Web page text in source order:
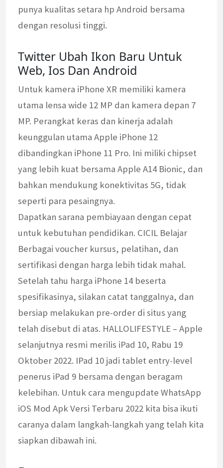
punya kualitas setara hp Android bersama
dengan resolusi tinggi.
Twitter Ubah Ikon Baru Untuk
Web, Ios Dan Android
Untuk kamera iPhone XR memiliki kamera
utama lensa wide 12 MP dan kamera depan 7
MP. Perangkat keras dan kinerja adalah
keunggulan utama Apple iPhone 12
dibandingkan iPhone 11 Pro. Ini miliki chipset
yang lebih kuat bersama Apple A14 Bionic, dan
bahkan mendukung konektivitas 5G, tidak
seperti para pesaingnya.
Dapatkan sarana pembiayaan dengan cepat
untuk kebutuhan pendidikan. CICIL Belajar
Berbagai voucher kursus, pelatihan, dan
sertifikasi dengan harga lebih tidak mahal.
Setelah tahu harga iPhone 14 beserta
spesifikasinya, silakan catat tanggalnya, dan
bersiap melakukan pre-order di situs yang
telah disebut di atas. HALLOLIFESTYLE – Apple
selanjutnya resmi merilis iPad 10, Rabu 19
Oktober 2022. IPad 10 jadi tablet entry-level
penerus iPad 9 bersama dengan beragam
kelebihan. Untuk cara mengupdate WhatsApp
iOS Mod Apk Versi Terbaru 2022 kita bisa ikuti
caranya dalam langkah-langkah yang telah kita
siapkan dibawah ini.